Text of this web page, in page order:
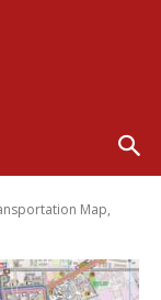
Map,